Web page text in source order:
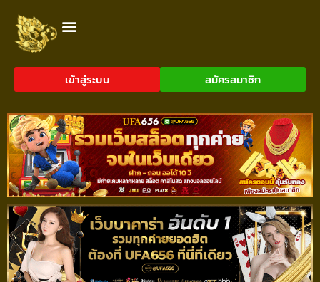
เข้าสู่ระบบ สมัครสมาชิก